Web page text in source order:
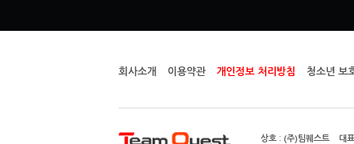
회사소개 이용약관 개인정보 처리방침 청소년 보
상호 : (주)팀퀘스트 대